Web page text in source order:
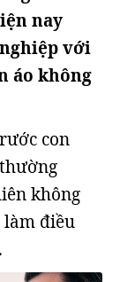
nay
với
áo không
con
không
điều